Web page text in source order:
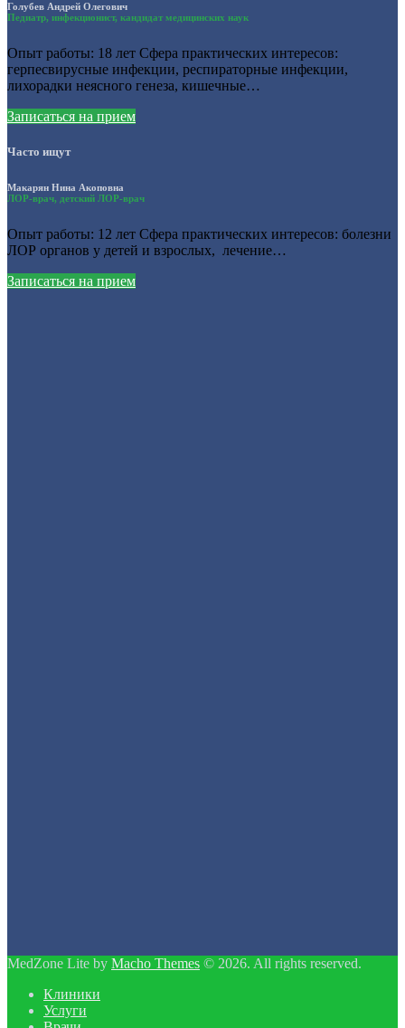
Голубев Андрей Олегович
Педиатр, инфекционист, кандидат медицинских наук
Опыт работы: 18 лет Сфера практических интересов:
герпесвирусные инфекции, респираторные инфекции,
лихорадки неясного генеза, кишечные…
Записаться на прием
Часто ищут
Макарян Нина Акоповна
ЛОР-врач, детский ЛОР-врач
Опыт работы: 12 лет Сфера практических интересов: болезни
ЛОР органов у детей и взрослых, лечение…
Записаться на прием
MedZone Lite by Macho Themes © 2026. All rights reserved.
Клиники
Услуги